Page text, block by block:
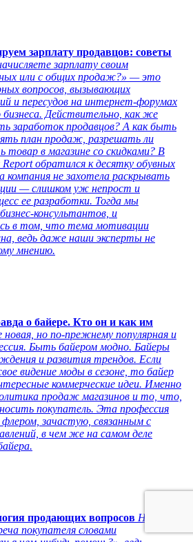
зарплату продавцов: советы
зарплату своим
или с общих продаж?» — это
вопросов, вызывающих
и пересудов на интернет-форумах
бизнеса. Действительно, как же
заработок продавцов? А как быть
план продаж, разрешать ли
товар в магазине со скидками? В
обратился к десятку обувных
компания не захотела раскрывать
— слишком уж непрост и
ее разработки. Тогда мы
консультантов, и
в том, что тема мотивации
ведь даже наши эксперты не
мнению.
о байере. Кто он и как им
но по-прежнему популярная и
Быть байером модно. Байеры
и развития трендов. Если
видение моды в сезоне, то байер
коммерческие идеи. Именно
продаж магазинов и то, что,
покупатель. Эта профессия
зачастую, связанным с
в чем же на самом деле
продающих вопросов Нет
покупателя словами